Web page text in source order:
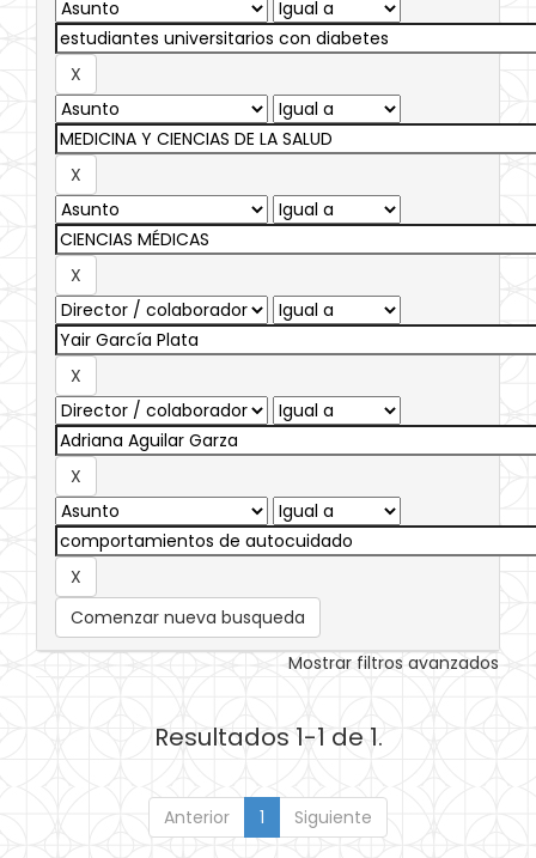
Comenzar nueva busqueda
Mostrar filtros avanzados
Resultados 1-1 de 1.
Anterior 1 Siguiente